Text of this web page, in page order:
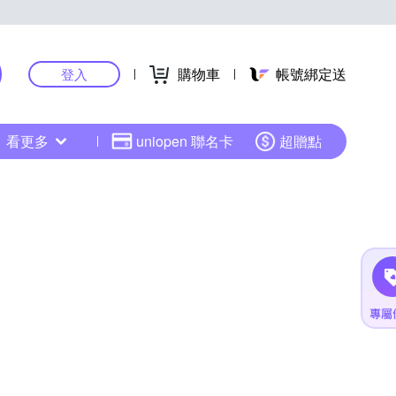
登入 購物車 帳號綁定送
看更多 uniopen 聯名卡 超贈點